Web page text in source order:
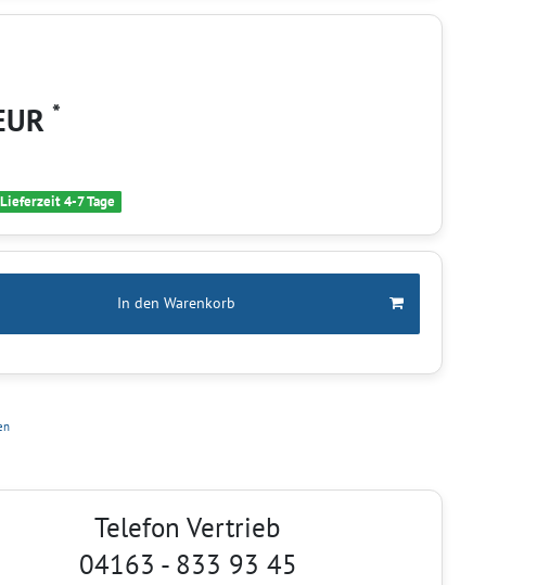
*
4-7 Tage
In den Warenkorb
Telefon Vertrieb
04163 - 833 93 45